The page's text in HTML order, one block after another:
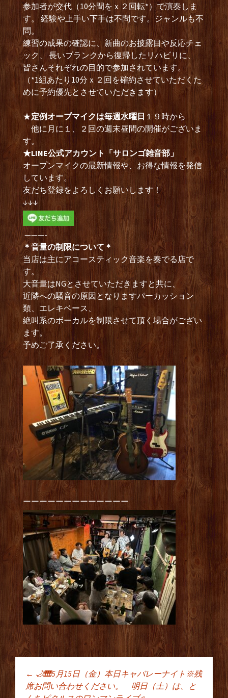
参加者が交代（10分間をｘ２回転*）で演奏しま
す。 経験や上手い下手は不問です。ジャンルも不
問。
練習の成果の確認に、新曲のお披露目や反応チェ
ック、 長いブランクから復帰したリハビリに、
皆さんそれぞれの目的で参加されています。
（*1組あたり10分ｘ２回を確約させていただくた
めに予約優先とさせていただきます）
★定例オープマイクは毎週水曜日 １９時から
他に月に１、２回の週末昼間の開催がございま
す。
★LINE公式アカウント「サロンゴ雑音部」
オープンマイクの最新情報や、お得な情報を発信
しています。
友だち登録をよろしくお願いします！
↓↓↓
———-
＊音量の制限について＊
当店は主にアコースティック音楽を奏でる店で
す。
大音量はNGとさせていただきますと共に、
近隣への騒音の原因となりますパーカッション
類、エレキベース、
絶叫系のボーカルを制限させて頂く場合がござい
ます。
予めご了承ください。
ーーーーーーーーーーーーー
投稿ナビゲーショ
← 🌙🎹5月15日（金）本日キャバレーナイト※残
席お問い合わせください。 明日（土）は、と